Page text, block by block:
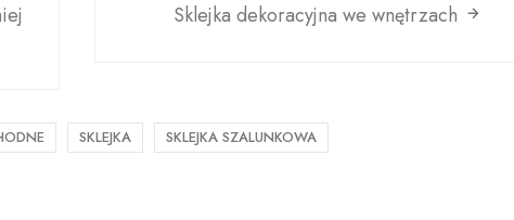
Sklejka dekoracyjna we wnętrzach
SKLEJKA SKLEJKA SZALUNKOWA